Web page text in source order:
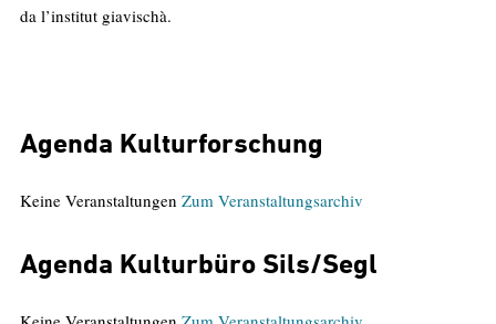
da l’institut giavischà.
Agenda Kulturforschung
Keine Veranstaltungen Zum Veranstaltungsarchiv
Agenda Kulturbüro Sils/Segl